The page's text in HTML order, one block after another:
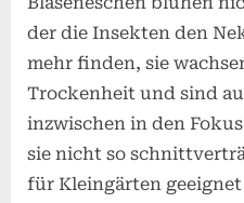
der die Insekten den
mehr finden, sie
Trockenheit und sind
inzwischen in den
sie nicht so
für Kleingärten